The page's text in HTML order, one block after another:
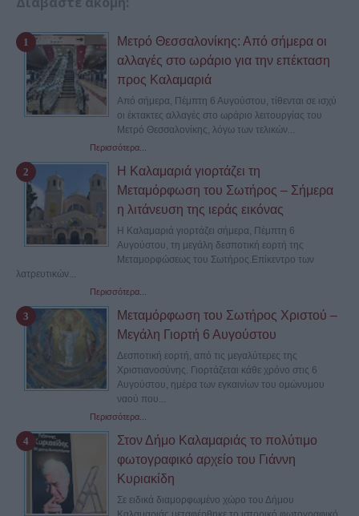
Μετρό Θεσσαλονίκης: Από σήμερα οι
αλλαγές στο ωράριο για την επέκταση
προς Καλαμαριά
Από σήμερα, Πέμπτη 6 Αυγούστου, τίθενται σε ισχύ
οι έκτακτες αλλαγές στο ωράριο λειτουργίας του
Μετρό Θεσσαλονίκης, λόγω των τελικών...
Περισσότερα...
Η Καλαμαριά γιορτάζει τη
Μεταμόρφωση του Σωτήρος – Σήμερα
η λιτάνευση της ιεράς εικόνας
Η Καλαμαριά γιορτάζει σήμερα, Πέμπτη 6
Αυγούστου, τη μεγάλη δεσποτική εορτή της
Μεταμορφώσεως του Σωτήρος.Επίκεντρο των
λατρευτικών...
Περισσότερα...
Μεταμόρφωση του Σωτήρος Χριστού –
Μεγάλη Γιορτή 6 Αυγούστου
Δεσποτική εορτή, από τις μεγαλύτερες της
Χριστιανοσύνης. Γιορτάζεται κάθε χρόνο στις 6
Αυγούστου, ημέρα των εγκαινίων του ομώνυμου
ναού που...
Περισσότερα...
Στον Δήμο Καλαμαριάς το πολύτιμο
φωτογραφικό αρχείο του Γιάννη
Κυριακίδη
Σε ειδικά διαμορφωμένο χώρο του Δήμου